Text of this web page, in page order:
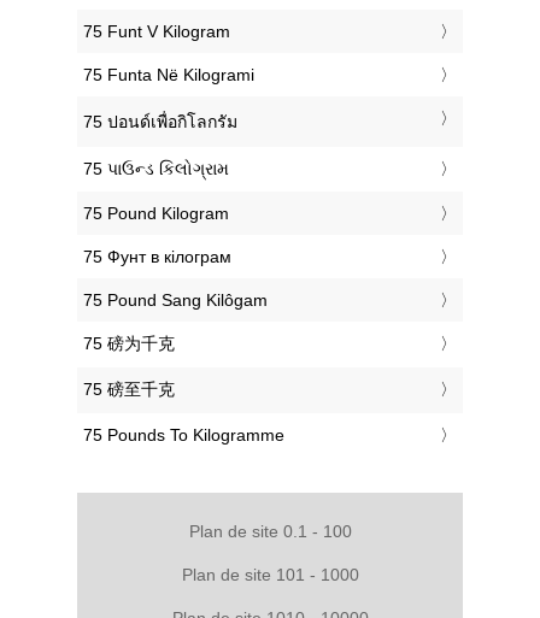
‎75 Funt V Kilogram
‎75 Funta Në Kilogrami
‎75 ปอนด์เพื่อกิโลกรัม
‎75 પાઉન્ડ કિલોગ્રામ
‎75 Pound Kilogram
‎75 Фунт в кілограм
‎75 Pound Sang Kilôgam
‎75 磅为千克
‎75 磅至千克
‎75 Pounds To Kilogramme
Plan de site 0.1 - 100
Plan de site 101 - 1000